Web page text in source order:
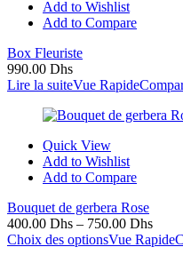
Add to Wishlist
Add to Compare
Box Fleuriste
990.00 Dhs
Lire la suiteVue Rapide
Quick View
Add to Wishlist
Add to Compare
Bouquet de gerbera Rose
400.00 Dhs – 750.00 Dhs
Choix des optionsVue Rapide